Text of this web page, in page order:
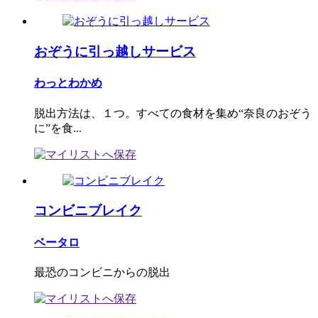
おぞうに引っ越しサービス
わっとわかめ
脱出方法は、１つ。すべての食材を集め“奈良のおぞう
に”を食...
コンビニブレイク
ベータロ
最恐のコンビニからの脱出